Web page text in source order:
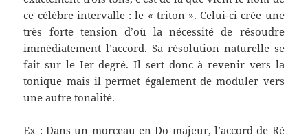
ce célèbre intervalle : le « triton ». Celui-ci crée une
très forte tension d’où la nécessité de résoudre
immédiatement l’accord. Sa résolution naturelle se
fait sur le Ier degré. Il sert donc à revenir vers la
tonique mais il permet également de moduler vers
une autre tonalité.
Ex : Dans un morceau en Do majeur, l’accord de Ré